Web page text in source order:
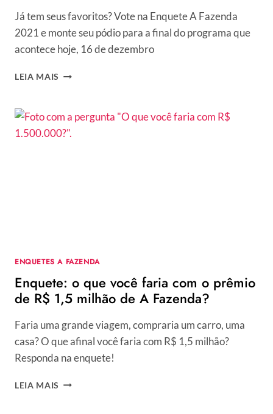
Já tem seus favoritos? Vote na Enquete A Fazenda
2021 e monte seu pódio para a final do programa que
acontece hoje, 16 de dezembro
LEIA MAIS ENQUETE
QUAL
É
ENQUETES A FAZENDA
Enquete: o que você faria com o prêmio
de R$ 1,5 milhão de A Fazenda?
Faria uma grande viagem, compraria um carro, uma
casa? O que afinal você faria com R$ 1,5 milhão?
Responda na enquete!
LEIA MAIS ENQUETE: